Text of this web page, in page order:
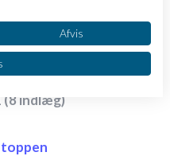
(8 indlæg)
på en
til at vælge
Afvis